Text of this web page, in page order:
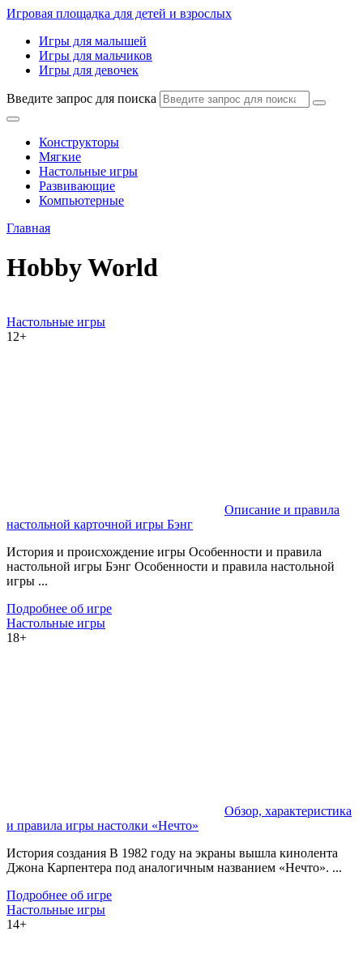
Игровая площадка для детей и взрослых
Игры для малышей
Игры для мальчиков
Игры для девочек
Введите запрос для поиска
Конструкторы
Мягкие
Настольные игры
Развивающие
Компьютерные
Главная
Hobby World
Настольные игры
12+
Описание и правила
настольной карточной игры Бэнг
История и происхождение игры Особенности и правила
настольной игры Бэнг Особенности и правила настольной
игры ...
Подробнее об игре
Настольные игры
18+
Обзор, характеристика
и правила игры настолки «Нечто»
История создания В 1982 году на экраны вышла кинолента
Джона Карпентера под аналогичным названием «Нечто». ...
Подробнее об игре
Настольные игры
14+